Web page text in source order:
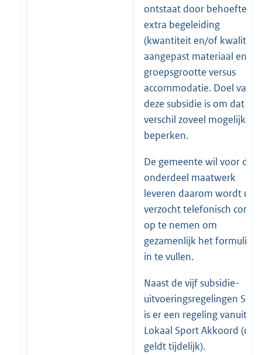
ontstaat door behoefte
extra begeleiding
(kwantiteit en/of kwaliteit),
aangepast materiaal en
groepsgrootte versus
accommodatie. Doel van
deze subsidie is om dat
verschil zoveel mogelijk te
beperken.
De gemeente wil voor dit
onderdeel maatwerk
leveren daarom wordt u
verzocht telefonisch
op te nemen om
gezamenlijk het formulier
in te vullen.
Naast de vijf subsidie-
uitvoeringsregelingen
is er een regeling vanuit
Lokaal Sport Akkoord
geldt tijdelijk).